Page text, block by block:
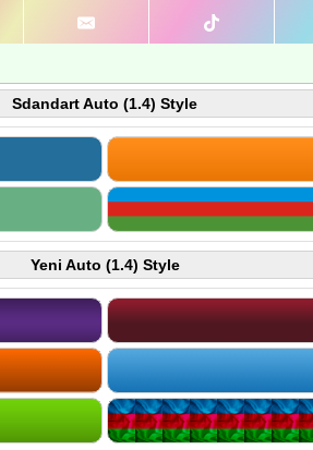
Sdandart Auto (1.4) Style
Yeni Auto (1.4) Style